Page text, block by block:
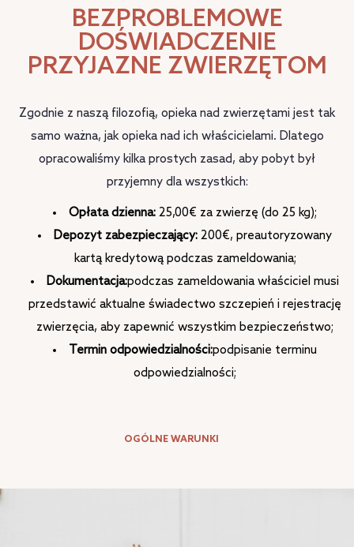
BEZPROBLEMOWE
DOŚWIADCZENIE
PRZYJAZNE ZWIERZĘTOM
Zgodnie z naszą filozofią, opieka nad zwierzętami jest tak
samo ważna, jak opieka nad ich właścicielami. Dlatego
opracowaliśmy kilka prostych zasad, aby pobyt był
przyjemny dla wszystkich:
Opłata dzienna: 25,00€ za zwierzę (do 25 kg);
Depozyt zabezpieczający: 200€, preautoryzowany
kartą kredytową podczas zameldowania;
Dokumentacja:podczas zameldowania właściciel musi
przedstawić aktualne świadectwo szczepień i rejestrację
zwierzęcia, aby zapewnić wszystkim bezpieczeństwo;
Termin odpowiedzialności:podpisanie terminu
odpowiedzialności;
OGÓLNE WARUNKI